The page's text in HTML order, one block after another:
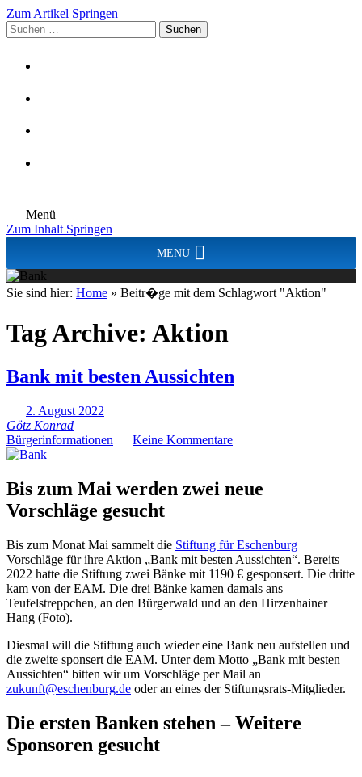
Zum Artikel Springen
Suchen
nach:
Menü
Zum Inhalt Springen
MENU
Sie sind hier: Home » Beitr�ge mit dem Schlagwort "Aktion"
Tag Archive: Aktion
Bank mit besten Aussichten
2. August 2022
Götz Konrad
Bürgerinformationen
Keine Kommentare
Bis zum Mai werden zwei neue
Vorschläge gesucht
Bis zum Monat Mai sammelt die Stiftung für Eschenburg
Vorschläge für ihre Aktion „Bank mit besten Aussichten“. Bereits
2022 hatte die Stiftung zwei Bänke mit 1190 € gesponsert. Die dritte
kam von der EAM. Die drei Bänke kamen damals ans
Teufelstreppchen, an den Bürgerwald und an den Hirzenhainer
Hang (Foto).
Diesmal will die Stiftung auch wieder eine Bank neu aufstellen und
die zweite sponsert die EAM. Unter dem Motto „Bank mit besten
Aussichten“ bitten wir um Vorschläge per Mail an
zukunft@eschenburg.de oder an eines der Stiftungsrats-Mitglieder.
Die ersten Banken stehen – Weitere
Sponsoren gesucht